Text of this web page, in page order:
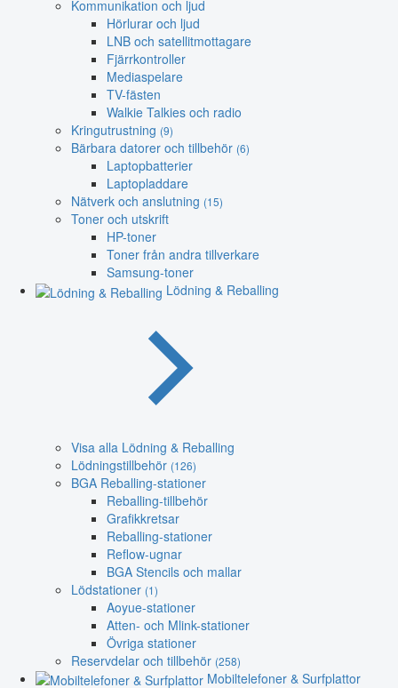
Kommunikation och ljud
Hörlurar och ljud
LNB och satellitmottagare
Fjärrkontroller
Mediaspelare
TV-fästen
Walkie Talkies och radio
Kringutrustning (9)
Bärbara datorer och tillbehör (6)
Laptopbatterier
Laptopladdare
Nätverk och anslutning (15)
Toner och utskrift
HP-toner
Toner från andra tillverkare
Samsung-toner
Lödning & Reballing
Visa alla Lödning & Reballing
Lödningstillbehör (126)
BGA Reballing-stationer
Reballing-tillbehör
Grafikkretsar
Reballing-stationer
Reflow-ugnar
BGA Stencils och mallar
Lödstationer (1)
Aoyue-stationer
Atten- och Mlink-stationer
Övriga stationer
Reservdelar och tillbehör (258)
Mobiltelefoner & Surfplattor